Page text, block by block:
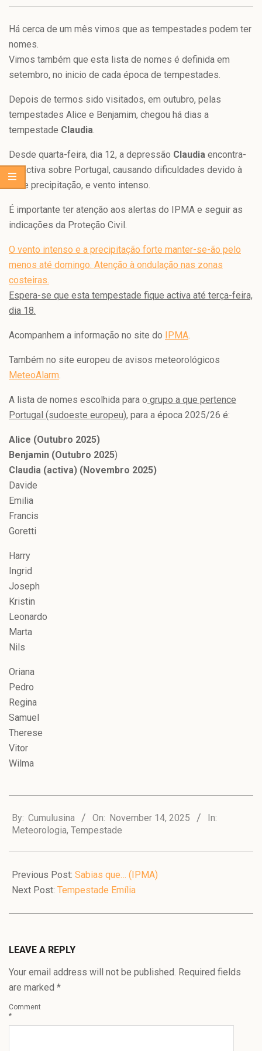
Há cerca de um mês vimos que as tempestades podem ter
nomes.
Vimos também que esta lista de nomes é definida em
setembro, no inicio de cada época de tempestades.
Depois de termos sido visitados, em outubro, pelas
tempestades Alice e Benjamim, chegou há dias a
tempestade Claudia.
Desde quarta-feira, dia 12, a depressão Claudia encontra-
se activa sobre Portugal, causando dificuldades devido à
forte precipitação, e vento intenso.
É importante ter atenção aos alertas do IPMA e seguir as
indicações da Proteção Civil.
O vento intenso e a precipitação forte manter-se-ão pelo
menos até domingo. Atenção à ondulação nas zonas
costeiras.
Espera-se que esta tempestade fique activa até terça-feira,
dia 18.
Acompanhem a informação no site do IPMA.
Também no site europeu de avisos meteorológicos
MeteoAlarm.
A lista de nomes escolhida para o grupo a que pertence
Portugal (sudoeste europeu), para a época 2025/26 é:
Alice (Outubro 2025)
Benjamin (Outubro 2025)
Claudia (activa) (Novembro 2025)
Davide
Emilia
Francis
Goretti
Harry
Ingrid
Joseph
Kristin
Leonardo
Marta
Nils
Oriana
Pedro
Regina
Samuel
Therese
Vitor
Wilma
11-
14
By: Cumulusina On: November 14, 2025
In:
Meteorologia, Tempestade
Previous Post: Sabias que… (IPMA)
Next Post: Tempestade Emília
LEAVE A REPLY
Your email address will not be published. Required fields
are marked *
Comment
*